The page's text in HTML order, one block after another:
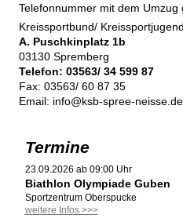
Telefonnummer mit dem Umzug
Kreissportbund/
A. Puschkinplatz 1b
03130 Spremberg
Telefon: 03563/ 34 599 87
Fax: 03563/ 60 87 35
Email: info@ksb-spree-neisse.de
Termine
23.09.2026 ab 09:00 Uhr
Biathlon Olympiade Guben
Sportzentrum Oberspucke
weitere Infos >>>